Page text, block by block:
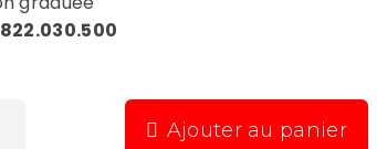
Ajouter au panier